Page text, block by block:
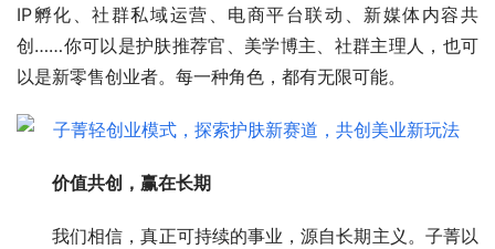
IP孵化、社群私域运营、电商平台联动、新媒体内容共
创……你可以是护肤推荐官、美学博主、社群主理人，也可
以是新零售创业者。每一种角色，都有无限可能。
价值共创，赢在长期
我们相信，真正可持续的事业，源自长期主义。子菁以